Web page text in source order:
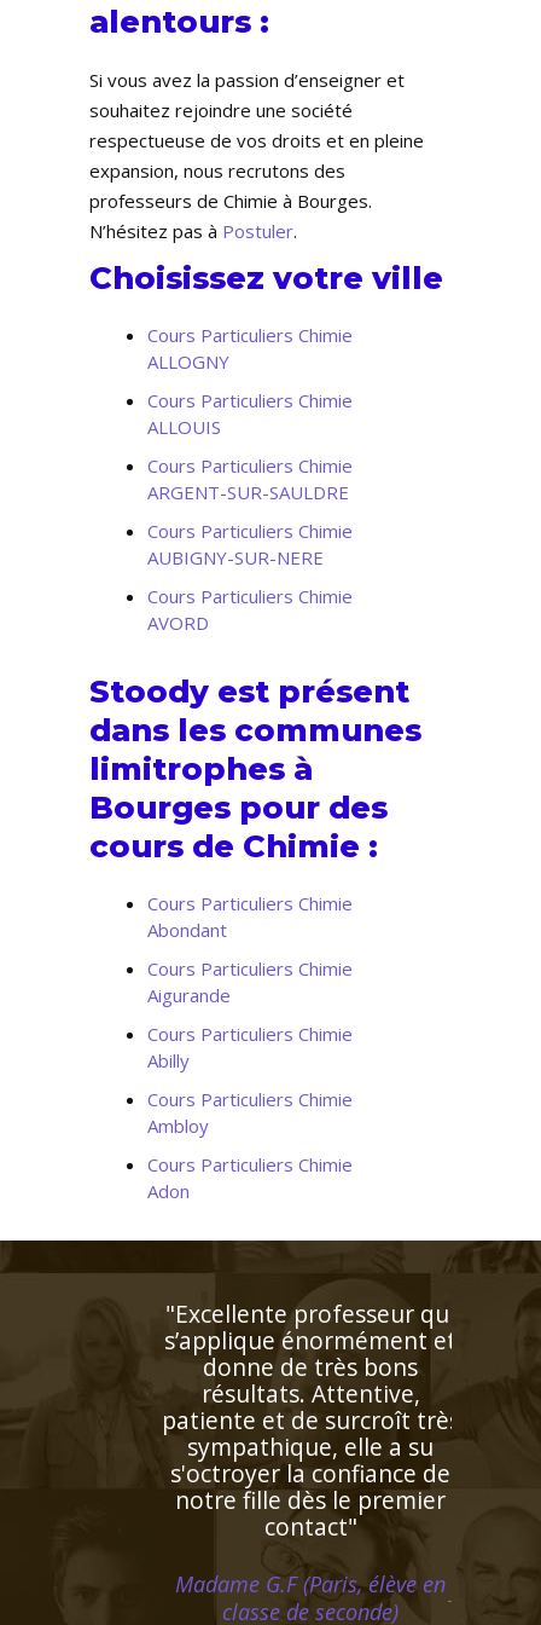
alentours :
Si vous avez la passion d’enseigner et
souhaitez rejoindre une société
respectueuse de vos droits et en pleine
expansion, nous recrutons des
professeurs de Chimie à Bourges.
N’hésitez pas à Postuler.
Choisissez votre ville
Cours Particuliers Chimie
ALLOGNY
Cours Particuliers Chimie
ALLOUIS
Cours Particuliers Chimie
ARGENT-SUR-SAULDRE
Cours Particuliers Chimie
AUBIGNY-SUR-NERE
Cours Particuliers Chimie
AVORD
Stoody est présent
dans les communes
limitrophes à
Bourges pour des
cours de Chimie :
Cours Particuliers Chimie
Abondant
Cours Particuliers Chimie
Aigurande
Cours Particuliers Chimie
Abilly
Cours Particuliers Chimie
Ambloy
Cours Particuliers Chimie
Adon
"Respect des horaires et
maîtrise du programme ce
qui est très appréciable. Le
professeur est posé et très
attentif aux besoins de ma
fille qui progresse de façon
remarquable"
Madame C.K (Verneuil sur
Seine, élève en primaire)